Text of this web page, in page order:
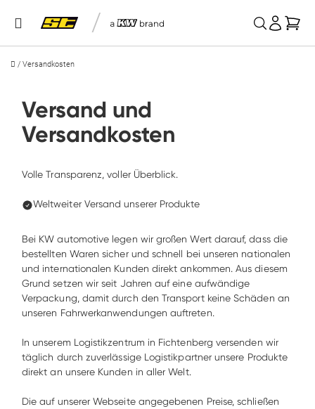
/
/ Versandkosten
Versand und
Versandkosten
Volle Transparenz, voller Überblick.
Weltweiter Versand unserer Produkte
Bei KW automotive legen wir großen Wert darauf, dass die
bestellten Waren sicher und schnell bei unseren nationalen
und internationalen Kunden direkt ankommen. Aus diesem
Grund setzen wir seit Jahren auf eine aufwändige
Verpackung, damit durch den Transport keine Schäden an
unseren Fahrwerkanwendungen auftreten.
In unserem Logistikzentrum in Fichtenberg versenden wir
täglich durch zuverlässige Logistikpartner unsere Produkte
direkt an unsere Kunden in aller Welt.
Die auf unserer Webseite angegebenen Preise, schließen